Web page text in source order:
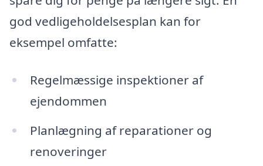
god vedligeholdelsesplan kan for
eksempel omfatte:
Regelmæssige inspektioner af
ejendommen
Planlægning af reparationer og
renoveringer